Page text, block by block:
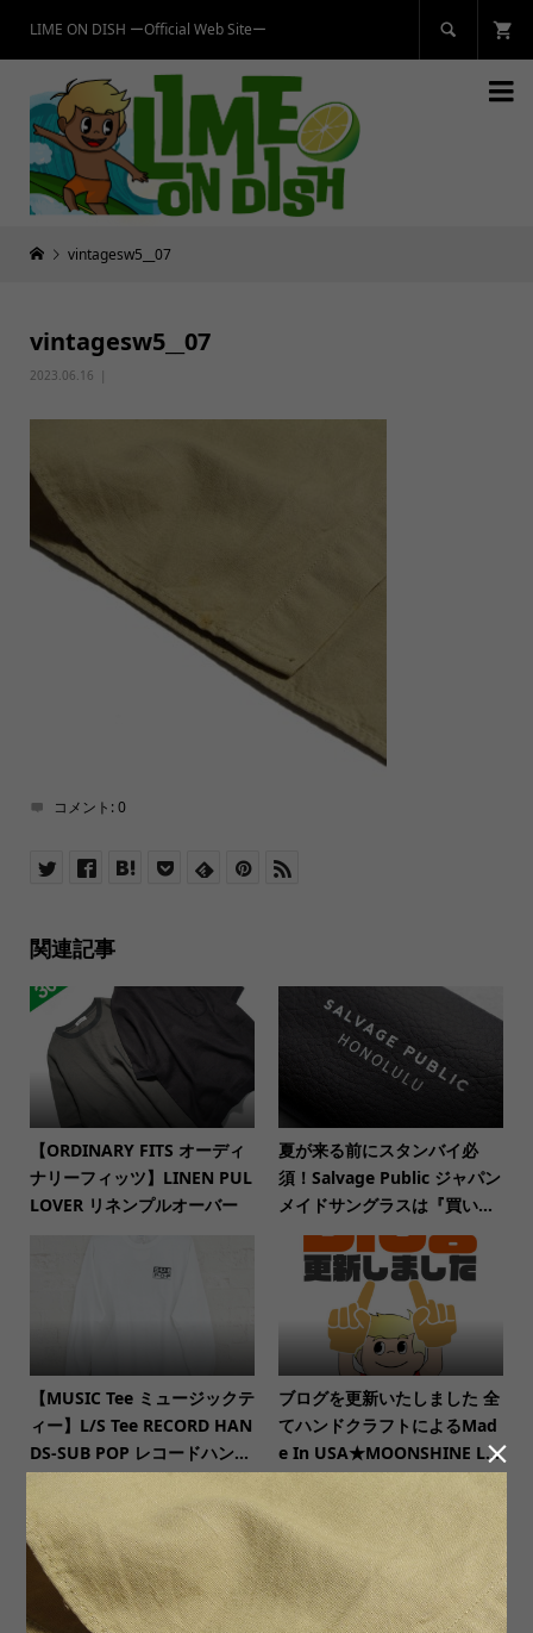
LIME ON DISH ーOfficial Web Siteー 

vintagesw5__07
vintagesw5__07
2023.06.16
コメント:0
関連記事
【ORDINARY FITS オーディ
ナリーフィッツ】LINEN PUL
LOVER リネンプルオーバー
夏が来る前にスタンバイ必
須！Salvage Public ジャパン
メイドサングラスは『買い...
【MUSIC Tee ミュージックテ
ィー】L/S Tee RECORD HAN
DS-SUB POP レコードハン...
ブログを更新いたしました 全
てハンドクラフトによるMad
e In USA★MOONSHINE L...
